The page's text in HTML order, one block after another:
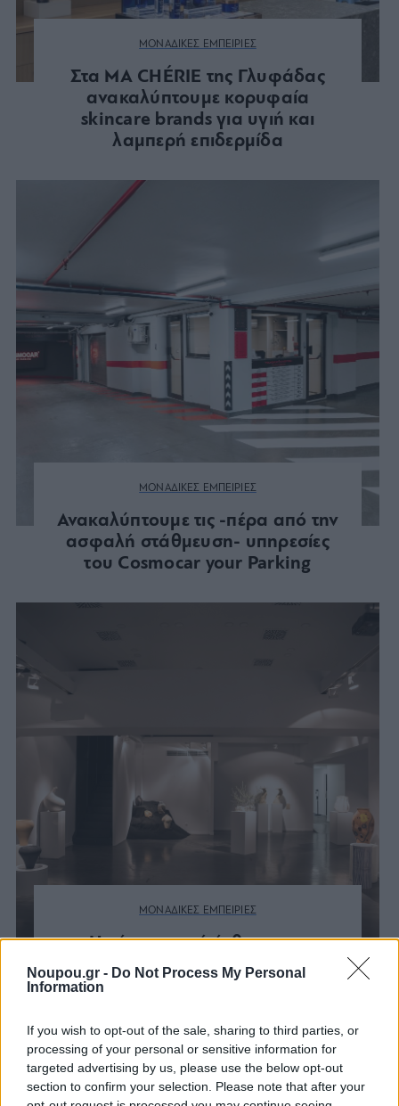
Noupou.gr - Do Not Process My Personal
Information
If you wish to opt-out of the sale, sharing to third parties, or
processing of your personal or sensitive information for
targeted advertising by us, please use the below opt-out
section to confirm your selection. Please note that after your
ΜΟΝΑΔΙΚΕΣ ΕΜΠΕΙΡΙΕΣ
Στα MA CHÉRIE της Γλυφάδας
ανακαλύπτουμε κορυφαία
skincare brands για υγιή και
λαμπερή επιδερμίδα
ΜΟΝΑΔΙΚΕΣ ΕΜΠΕΙΡΙΕΣ
Ανακαλύπτουμε τις -πέρα από την
ασφαλή στάθμευση- υπηρεσίες
του Cosmocar your Parking
ΜΟΝΑΔΙΚΕΣ ΕΜΠΕΙΡΙΕΣ
Η νέα ατομική έκθεση του
Κωνσταντίνου Πάτσιου στην
Blender Gallery είναι μια